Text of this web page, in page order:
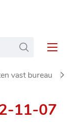
ZOEKEN
vast bureau
11-07